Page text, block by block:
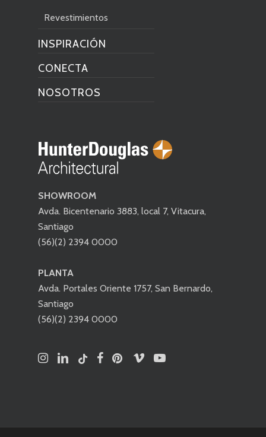
SHOWROOM
Avda. Bicentenario 3883, local 7, Vitacura,
Santiago
(56)(2) 2394 0000
PLANTA
Avda. Portales Oriente 1757, San Bernardo,
Santiago
(56)(2) 2394 0000
Revestimientos
INSPIRACIÓN
CONECTA
NOSOTROS